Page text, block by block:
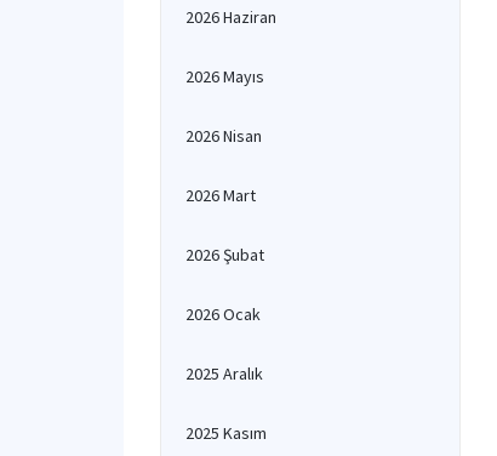
2026 Haziran
2026 Mayıs
2026 Nisan
2026 Mart
2026 Şubat
2026 Ocak
2025 Aralık
2025 Kasım